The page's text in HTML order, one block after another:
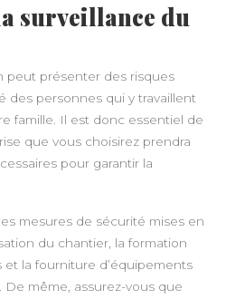
surveillance du
peut présenter des risques
des personnes qui y travaillent
famille. Il est donc essentiel de
que vous choisirez prendra
pour garantir la
mesures de sécurité mises en
du chantier, la formation
et la fourniture d’équipements
même, assurez-vous que